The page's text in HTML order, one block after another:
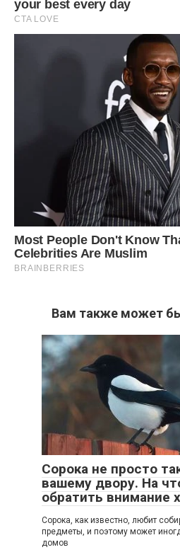
Вам также может
Сорока не просто
вашему двору. На
обратить внимание
Сорока, как известно, любит
предметы, и поэтому может
домов